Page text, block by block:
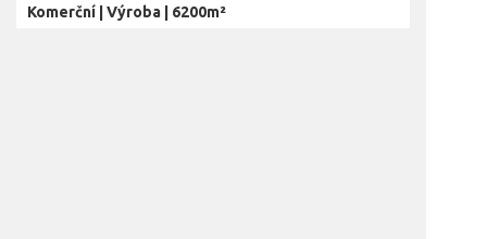
Komerční Výroba 6200m²